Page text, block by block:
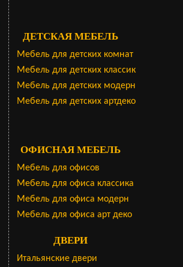
ДЕТСКАЯ МЕБЕЛЬ
Мебель для детских комнат
Мебель для детских классик
Мебель для детских модерн
Мебель для детских артдеко
ОФИСНАЯ МЕБЕЛЬ
Мебель для офисов
Мебель для офиса классика
Мебель для офиса модерн
Мебель для офиса арт деко
ДВЕРИ
Итальянские двери